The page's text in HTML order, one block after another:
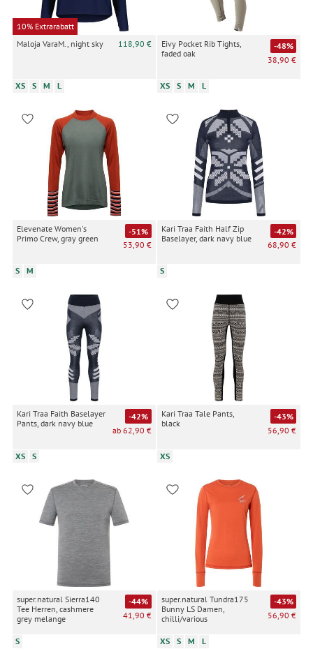
10% Extrarabatt
Maloja VaraM., night sky
118,90 €
XS S M L
Eivy Pocket Rib Tights,
faded oak
-48%
38,90 €
XS S M L
Elevenate Women's
Primo Crew, gray green
-51%
53,90 €
S M
Kari Traa Faith Half Zip
Baselayer, dark navy blue
-42%
68,90 €
S
Kari Traa Faith Baselayer
Pants, dark navy blue
-42%
ab 62,90 €
XS S
Kari Traa Tale Pants,
black
-43%
56,90 €
XS
super.natural Sierra140
Tee Herren, cashmere
grey melange
-44%
41,90 €
S
super.natural Tundra175
Bunny LS Damen,
chilli/various
-43%
56,90 €
XS S M L